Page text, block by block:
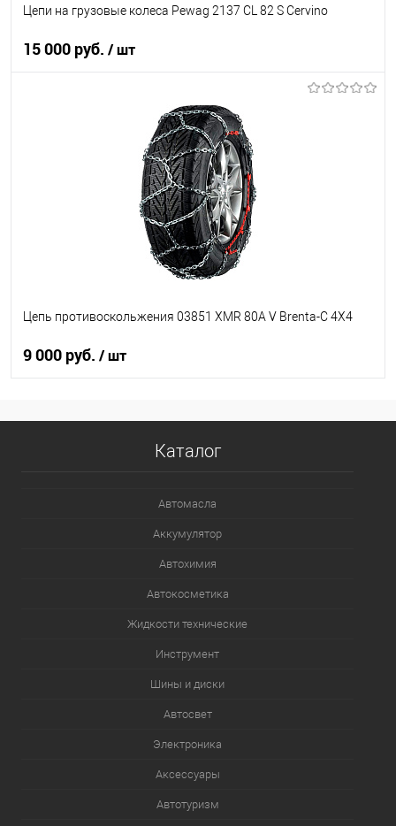
Цепи на грузовые колеса Pewag 2137 CL 82 S Cervino
15 000 руб. / шт
В наличии
Цепь противоскольжения 03851 XMR 80A V Brenta-C 4X4
9 000 руб. / шт
Каталог
Автомасла
Аккумулятор
Автохимия
Автокосметика
Жидкости технические
Инструмент
Шины и диски
Автосвет
Электроника
Аксессуары
Автотуризм